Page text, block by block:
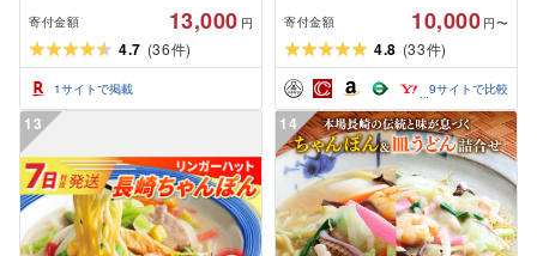
フト 贈り物 国産 九州産 送料無
料
寄付金額 13,000 円
4.7 (36件)
1サイトで掲載
寄付金額 10,000 円〜
4.8 (33件)
9サイトで比較
13 14